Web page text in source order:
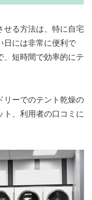
せる方法は、特に自宅
日には非常に便利で
、短時間で効率的にテ
リーでのテント乾燥の
ト、利用者の口コミに